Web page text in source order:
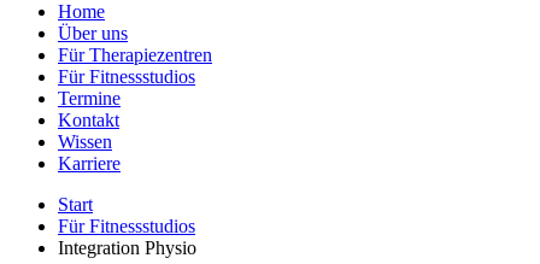
Home
Über uns
Für Therapiezentren
Für Fitnessstudios
Termine
Kontakt
Wissen
Karriere
Start
Für Fitnessstudios
Integration Physio